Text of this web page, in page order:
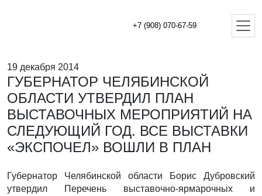
+7 (908) 070-67-59
19 декабря 2014
ГУБЕРНАТОР ЧЕЛЯБИНСКОЙ
ОБЛАСТИ УТВЕРДИЛ ПЛАН
ВЫСТАВОЧНЫХ МЕРОПРИЯТИЙ НА
СЛЕДУЮЩИЙ ГОД. ВСЕ ВЫСТАВКИ
«ЭКСПОЧЕЛ» ВОШЛИ В ПЛАН
Губернатор Челябинской области Борис Дубровский
утвердил Перечень выставочно-ярмарочных и